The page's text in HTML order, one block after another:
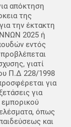
απόκτηση
της
την έκτακτη
2025 ή
εντός
γιατί
Π.Δ 228/1998
για
για
όπως
και